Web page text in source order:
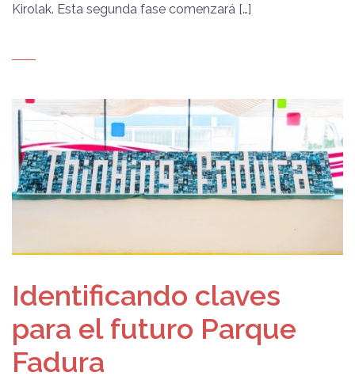
Kirolak. Esta segunda fase comenzará […]
Identificando claves
para el futuro Parque
Fadura